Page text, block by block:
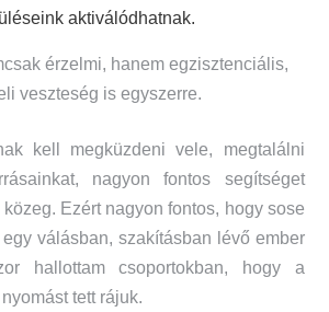
aktiválódhatnak.
érzelmi, hanem egzisztenciális,
veszteség is egyszerre.
kell megküzdeni vele, megtalálni
nagyon fontos segítséget
Ezért nagyon fontos, hogy sose
válásban, szakításban lévő ember
hallottam csoportokban, hogy a
tett rájuk.